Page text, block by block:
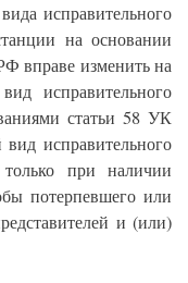
исправительного
на основании
вправе изменить на
исправительного
статьи 58 УК
исправительного
при наличии
потерпевшего или
и (или)